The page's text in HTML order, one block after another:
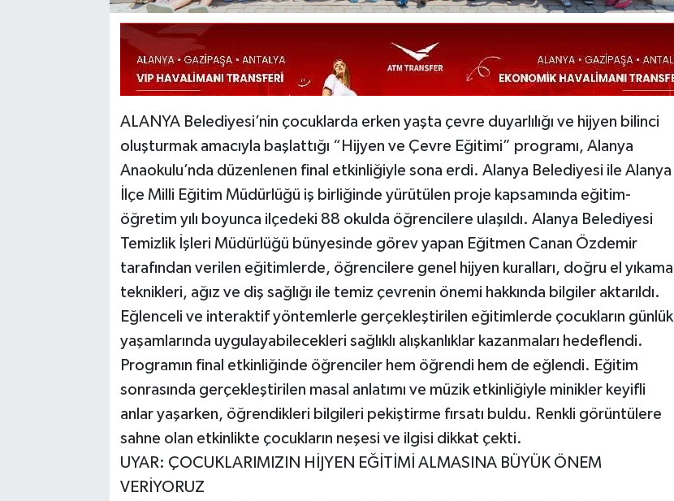
ALANYA Belediyesi’nin çocuklarda erken yaşta çevre duyarlılığı ve hijyen bilinci
oluşturmak amacıyla başlattığı “Hijyen ve Çevre Eğitimi” programı, Alanya
Anaokulu’nda düzenlenen final etkinliğiyle sona erdi. Alanya Belediyesi ile Alanya
İlçe Milli Eğitim Müdürlüğü iş birliğinde yürütülen proje kapsamında eğitim-
öğretim yılı boyunca ilçedeki 88 okulda öğrencilere ulaşıldı. Alanya Belediyesi
Temizlik İşleri Müdürlüğü bünyesinde görev yapan Eğitmen Canan Özdemir
tarafından verilen eğitimlerde, öğrencilere genel hijyen kuralları, doğru el yıkama
teknikleri, ağız ve diş sağlığı ile temiz çevrenin önemi hakkında bilgiler aktarıldı.
Eğlenceli ve interaktif yöntemlerle gerçekleştirilen eğitimlerde çocukların günlük
yaşamlarında uygulayabilecekleri sağlıklı alışkanlıklar kazanmaları hedeflendi.
Programın final etkinliğinde öğrenciler hem öğrendi hem de eğlendi. Eğitim
sonrasında gerçekleştirilen masal anlatımı ve müzik etkinliğiyle minikler keyifli
anlar yaşarken, öğrendikleri bilgileri pekiştirme fırsatı buldu. Renkli görüntülere
sahne olan etkinlikte çocukların neşesi ve ilgisi dikkat çekti.
UYAR: ÇOCUKLARIMIZIN HİJYEN EĞİTİMİ ALMASINA BÜYÜK ÖNEM
VERİYORUZ